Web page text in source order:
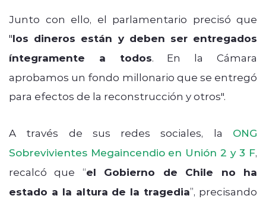
Junto con ello, el parlamentario precisó que
"los dineros están y deben ser entregados
íntegramente a todos. En la Cámara
aprobamos un fondo millonario que se entregó
para efectos de la reconstrucción y otros".
A través de sus redes sociales, la ONG
Sobrevivientes Megaincendio en Unión 2 y 3 F,
recalcó que “el Gobierno de Chile no ha
estado a la altura de la tragedia”, precisando